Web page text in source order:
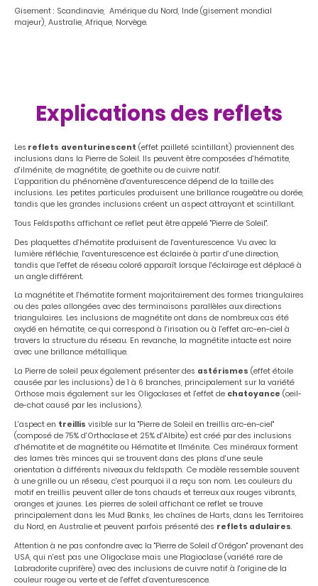
Gisement : Scandinavie, Amérique du Nord, Inde (gisement mondial
majeur), Australie, Afrique, Norvège.
Explications des reflets
Les reflets aventurinescent (effet pailleté scintillant) proviennent des
inclusions dans la Pierre de Soleil. Ils peuvent être composées d'hématite,
d'ilménite, de magnétite, de goethite ou de cuivre natif.
L'apparition du phénomène d'aventurescence dépend de la taille des
inclusions. Les petites particules produisent une brillance rougeâtre ou dorée,
tandis que les grandes inclusions créent un aspect attrayant et scintillant.
Tous Feldspaths affichant ce reflet peut être appelé "Pierre de Soleil".
Des plaquettes d'hématite produisent de l'aventurescence. Vu avec la
lumière réfléchie, l'aventurescence est éclairée à partir d'une direction,
tandis que l'effet de réseau coloré apparaît lorsque l'éclairage est déplacé à
un angle différent.
La magnétite et l'hématite forment majoritairement des formes triangulaires
ou des pales allongées avec des terminaisons parallèles aux directions
triangulaires. Les inclusions de magnétite ont dans de nombreux cas été
oxydé en hématite, ce qui correspond à l'irisation ou à l'effet arc-en-ciel à
travers la structure du réseau. En revanche, la magnétite intacte est noire
avec une brillance métallique.
La Pierre de soleil peux également présenter des astérismes (effet étoile
causée par les inclusions) de 1 à 6 branches, principalement sur la variété
Orthose mais également sur les Oligoclases et l'effet de chatoyance (oeil-
de-chat causé par les inclusions).
L'aspect en treillis visible sur la "Pierre de Soleil en treillis arc-en-ciel"
(composé de 75% d'Orthoclase et 25% d'Albite) est créé par des inclusions
d'hématite et de magnétite ou Hématite et Ilménite. Ces minéraux forment
des lames très minces qui se trouvent dans des plans d'une seule
orientation à différents niveaux du feldspath. Ce modèle ressemble souvent
à une grille ou un réseau, c'est pourquoi il a reçu son nom. Les couleurs du
motif en treillis peuvent aller de tons chauds et terreux aux rouges vibrants,
oranges et jaunes. Les pierres de soleil affichant ce reflet se trouve
principalement dans les Mud Banks, les chaînes de Harts, dans les Territoires
du Nord, en Australie et peuvent parfois présenté des reflets adulaires.
Attention à ne pas confondre avec la "Pierre de Soleil d'Orégon" provenant des
USA, qui n'est pas une Oligoclase mais une Plagioclase (variété rare de
Labradorite cuprifère) avec des inclusions de cuivre natif à l'origine de la
couleur rouge ou verte et de l'effet d'aventurescence.